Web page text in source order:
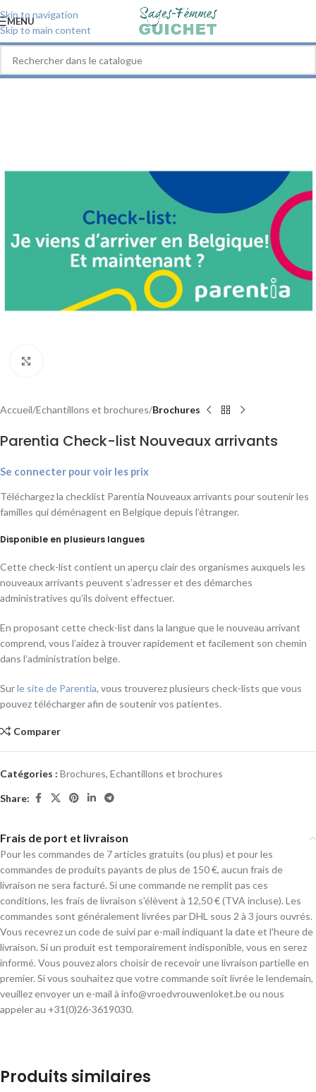
Skip to navigation
Skip to main content
MENU
Accueil Echantillons et brochures Brochures
Parentia Check-list Nouveaux arrivants
Se connecter pour voir les prix
Téléchargez la checklist Parentia Nouveaux arrivants pour soutenir les
familles qui déménagent en Belgique depuis l’étranger.
Disponible en plusieurs langues
Cette check-list contient un aperçu clair des organismes auxquels les
nouveaux arrivants peuvent s’adresser et des démarches
administratives qu’ils doivent effectuer.
En proposant cette check-list dans la langue que le nouveau arrivant
comprend, vous l’aidez à trouver rapidement et facilement son chemin
dans l’administration belge.
Surle site de Parentia, vous trouverez plusieurs check-lists que vous
pouvez télécharger afin de soutenir vos patientes.
Comparer
Catégories : Brochures, Echantillons et brochures
Share:
Frais de port et livraison
Pour les commandes de 7 articles gratuits (ou plus) et pour les
commandes de produits payants de plus de 150 €, aucun frais de
livraison ne sera facturé. Si une commande ne remplit pas ces
conditions, les frais de livraison s'élèvent à 12,50 € (TVA incluse). Les
commandes sont généralement livrées par DHL sous 2 à 3 jours ouvrés.
Vous recevrez un code de suivi par e-mail indiquant la date et l'heure de
livraison. Si un produit est temporairement indisponible, vous en serez
informé. Vous pouvez alors choisir de recevoir une livraison partielle en
premier. Si vous souhaitez que votre commande soit livrée le lendemain,
veuillez envoyer un e-mail à info@vroedvrouwenloket.be ou nous
appeler au +31(0)26-3619030.
Produits similaires